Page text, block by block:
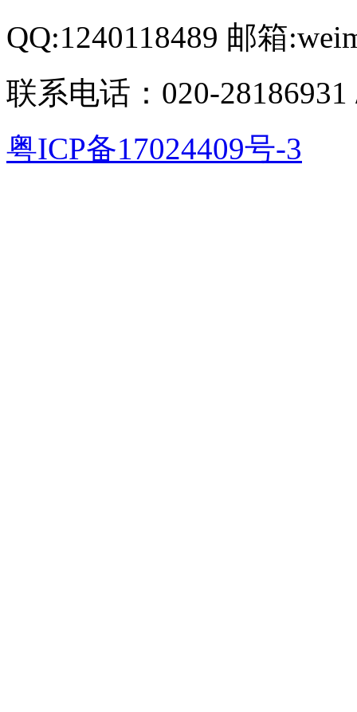
QQ:1240118489 邮箱
联系电话：020-28186931
粤ICP备17024409号-3